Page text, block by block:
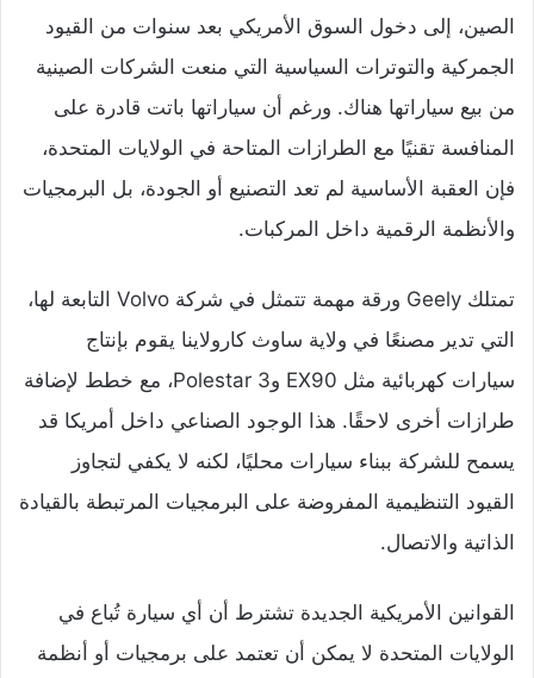
الصين، إلى دخول السوق الأمريكي بعد سنوات من القيود
الجمركية والتوترات السياسية التي منعت الشركات الصينية
من بيع سياراتها هناك. ورغم أن سياراتها باتت قادرة على
المنافسة تقنيًا مع الطرازات المتاحة في الولايات المتحدة،
فإن العقبة الأساسية لم تعد التصنيع أو الجودة، بل البرمجيات
والأنظمة الرقمية داخل المركبات.
تمتلك Geely ورقة مهمة تتمثل في شركة Volvo التابعة لها،
التي تدير مصنعًا في ولاية ساوث كارولاينا يقوم بإنتاج
سيارات كهربائية مثل EX90 وPolestar 3، مع خطط لإضافة
طرازات أخرى لاحقًا. هذا الوجود الصناعي داخل أمريكا قد
يسمح للشركة ببناء سيارات محليًا، لكنه لا يكفي لتجاوز
القيود التنظيمية المفروضة على البرمجيات المرتبطة بالقيادة
الذاتية والاتصال.
القوانين الأمريكية الجديدة تشترط أن أي سيارة تُباع في
الولايات المتحدة لا يمكن أن تعتمد على برمجيات أو أنظمة